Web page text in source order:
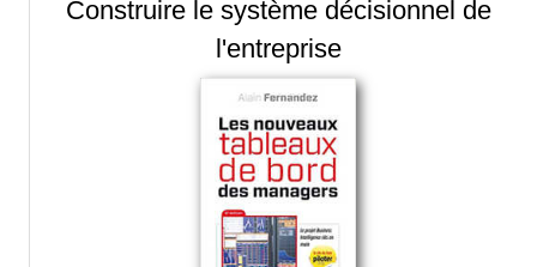
Construire le système décisionnel de
l'entreprise